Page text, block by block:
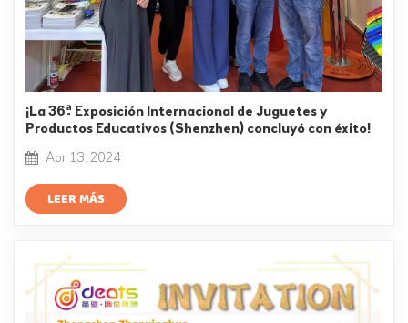
¡La 36ª Exposición Internacional de Juguetes y
Productos Educativos (Shenzhen) concluyó con éxito!
Apr 13, 2024
LEER MÁS